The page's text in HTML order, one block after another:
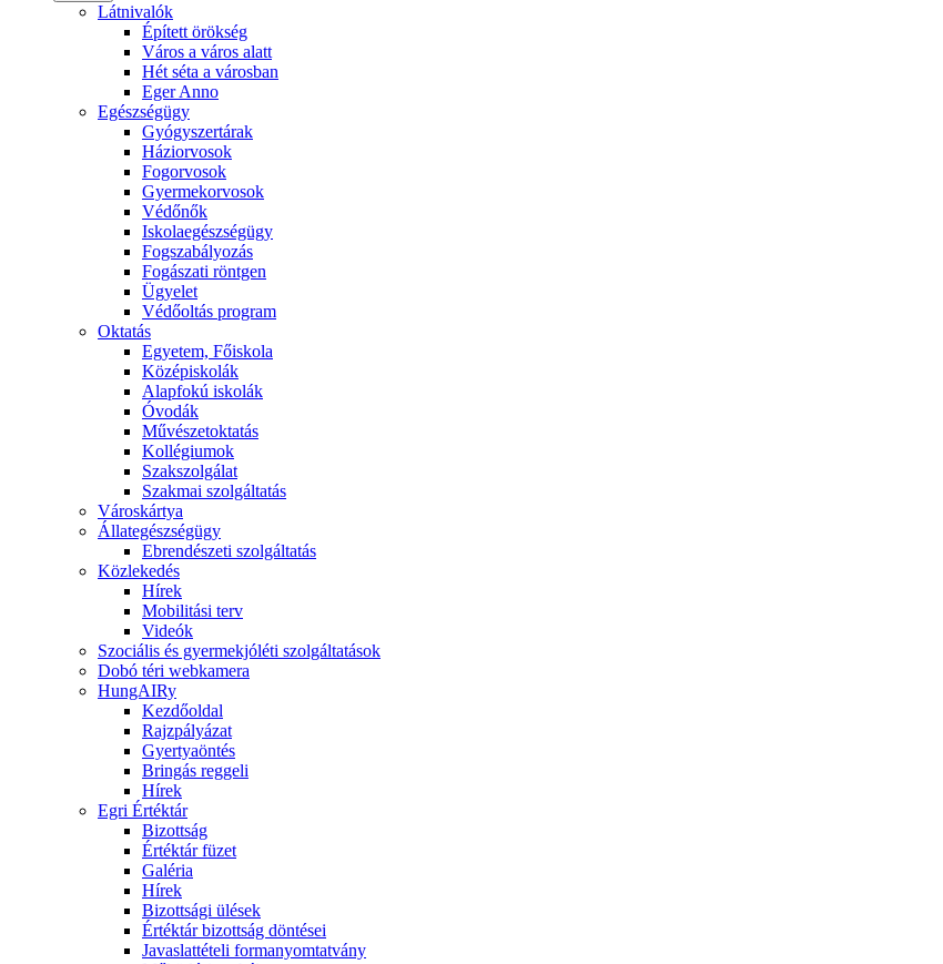
Látnivalók
Épített örökség
Város a város alatt
Hét séta a városban
Eger Anno
Egészségügy
Gyógyszertárak
Háziorvosok
Fogorvosok
Gyermekorvosok
Védőnők
Iskolaegészségügy
Fogszabályozás
Fogászati röntgen
Ügyelet
Védőoltás program
Oktatás
Egyetem, Főiskola
Középiskolák
Alapfokú iskolák
Óvodák
Művészetoktatás
Kollégiumok
Szakszolgálat
Szakmai szolgáltatás
Városkártya
Állategészségügy
Ebrendészeti szolgáltatás
Közlekedés
Hírek
Mobilitási terv
Videók
Szociális és gyermekjóléti szolgáltatások
Dobó téri webkamera
HungAIRy
Kezdőoldal
Rajzpályázat
Gyertyaöntés
Bringás reggeli
Hírek
Egri Értéktár
Bizottság
Értéktár füzet
Galéria
Hírek
Bizottsági ülések
Értéktár bizottság döntései
Javaslattételi formanyomtatvány